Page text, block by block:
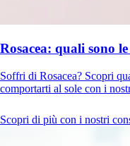
Rosacea: quali sono le
Soffri di Rosacea? Scopri
comportarti al sole con i
Scopri di più con i nostri